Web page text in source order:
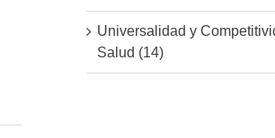
Universalidad y
Salud (14)